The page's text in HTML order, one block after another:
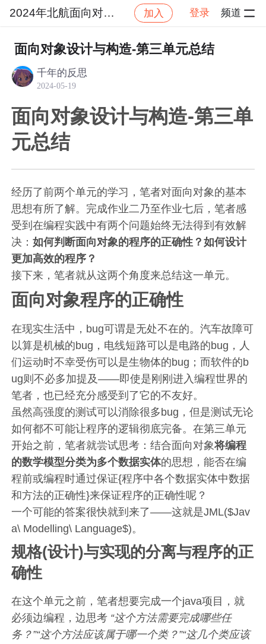
2024年北航面向对象设计与构造 加入 登录 频道
社区 2024年北航面向对象设计与构造 作业提交
面向对象设计与构造-第三单元总结
千年的反思
2024-05-19
面向对象设计与构造-第三单
元总结
经历了前两个单元的学习，笔者对面向对象的基本
思想有所了解。完成作业二乃至作业七后，笔者感
受到在编程实践中有两个问题始终无法得到有效解
决：如何判断面向对象的程序的正确性？如何设计
更加高效的程序？
接下来，笔者就从这两个角度来总结这一单元。
面向对象程序的正确性
在现实生活中，bug可谓是无处不在的。汽车故障可
以算是机械的bug，电线短路可以是电路的bug，人
们运动时不幸受伤可以是生物体的bug；而软件的b
ug则不必多加提及——即使是刚刚进入编程世界的
笔者，也已经充分感受到了它的不友好。
虽然高强度的测试可以消除很多bug，但是测试无论
如何都不可能让程序的逻辑彻底完备。在第三单元
开始之前，笔者就尝试思考：结合面向对象将编程
的数学模型分类为多个数据实体的思想，能否在编
程前或编程时通过保证{程序中各个数据实体中数据
和方法的正确性}来保证程序的正确性呢？
一个可能的答案很快就到来了——这就是JML($Jav
a\ Modelling\ Language$)。
规格(设计)与实现的分离与程序的正
确性
在这个单元之前，笔者想要完成一个java项目，就
必须边编程，边思考 “这个方法需要完成哪些任
务？”“这个方法应该属于哪一个类？”“这几个类应该